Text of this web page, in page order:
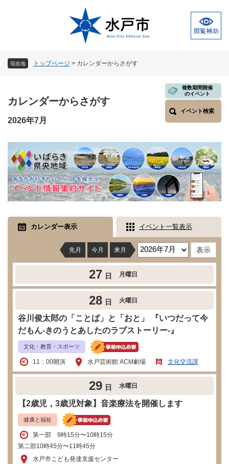
現在地 トップページ > カレンダーからさがす
文
カレンダーからさがす
複数期間開催
のイベント
イベント検索
2026年7月
カレンダー表示 イベント一覧表示
先月 今月 来月
27 日 月曜日
28 日 火曜日
谷川俊太郎の「ことば」と「おと」 『いつだって今
だもん-きのうとあしたのラブストーリー-』
文化・教育・スポーツ
11：00開演 水戸芸術館 ACM劇場 文化交流課
29 日 水曜日
【2歳児，3歳児対象】音楽療法を開催します
健康と福祉
第一部 9時15分〜10時15分
第二部10時45分〜11時45分
水戸市こども発達支援センター